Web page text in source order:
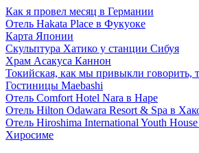
Как я провел месяц в Германии
Отель Hakata Place в Фукуоке
Карта Японии
Скульптура Хатико у станции Сибуя
Храм Асакуса Каннон
Токийская, как мы привыкли говорить,
Гостиницы Maebashi
Отель Comfort Hotel Nara в Наре
Отель Hilton Odawara Resort & Spa в
Отель Hiroshima International Youth House
Хиросиме